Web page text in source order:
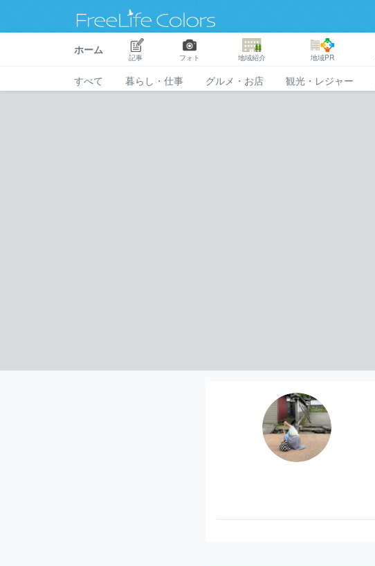
ホーム
記事 フォト 地域紹介 地域PR
すべて 暮らし・仕事 グルメ・お店 観光・レジャー